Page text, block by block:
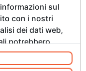
sul
con i nostri
dei dati web,
potrebbero
che ha
dal suo